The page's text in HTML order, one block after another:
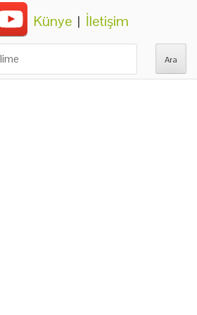
Künye | İletişim